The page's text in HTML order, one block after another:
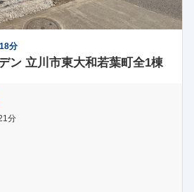
分
ン 立川市東大和若葉町全1棟
分